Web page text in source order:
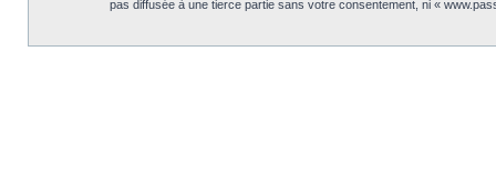
pas diffusée à une tierce partie sans votre consentement, ni «